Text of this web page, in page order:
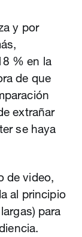
y por
% en la
de que
extrañar
se haya
de video,
al principio
para